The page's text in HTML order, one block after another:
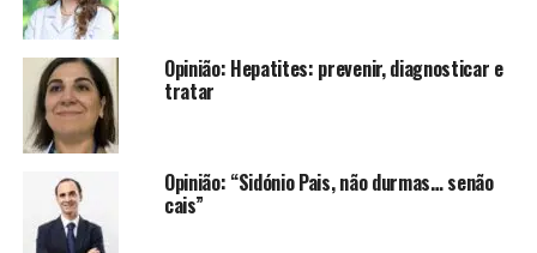
Opinião: Hepatites: prevenir, diagnosticar e
tratar
Opinião: “Sidónio Pais, não durmas… senão
cais”